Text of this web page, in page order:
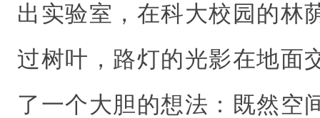
出实验室，在科大校园的林
过树叶，路灯的光影在地面
了一个大胆的想法：既然空